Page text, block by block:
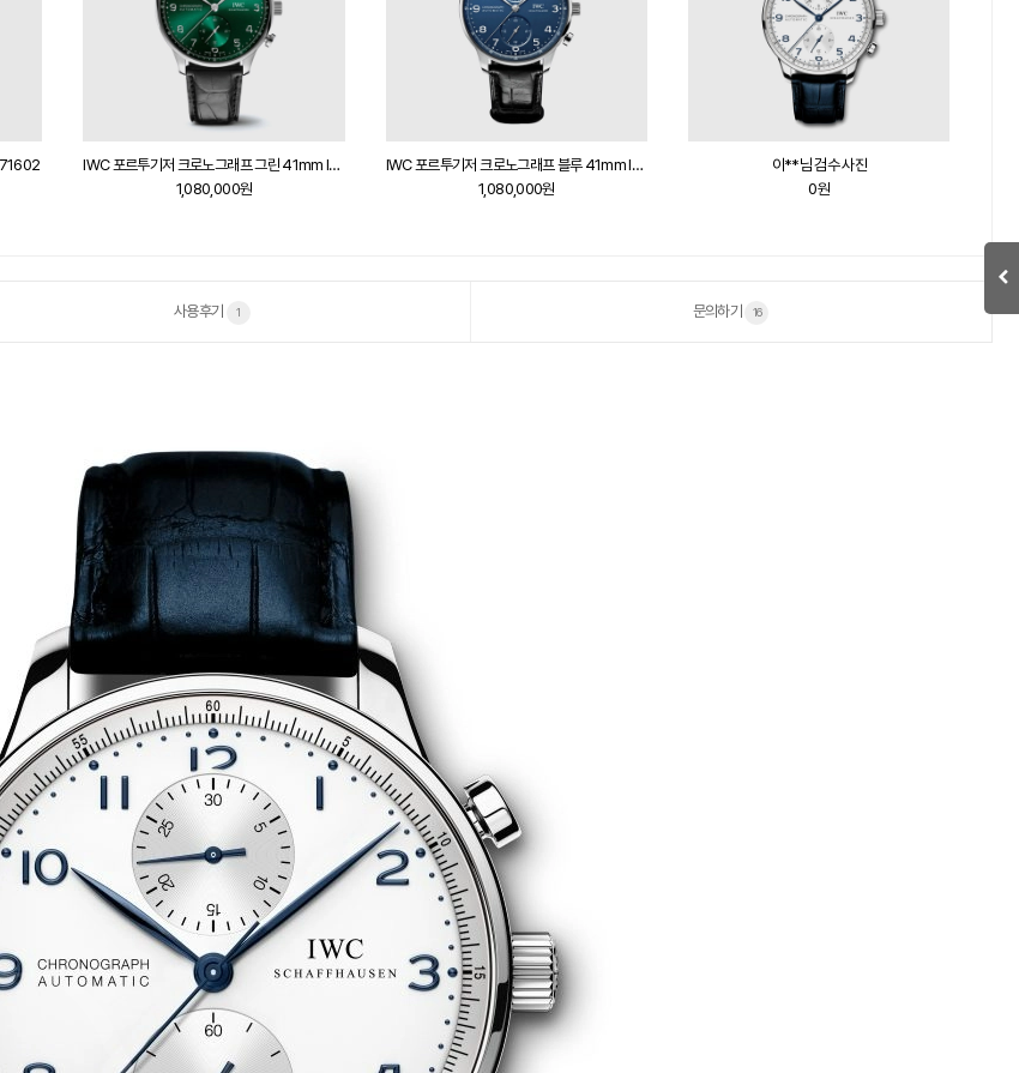
IWC 포르투기저 크로노그래프 그린 41mm IW371615
1,080,000원
IWC 포르투기저 크로노그래프 블루 41mm IW371606
1,080,000원
이**님 검수 사진
0원
사용후기 1 문의하기 16